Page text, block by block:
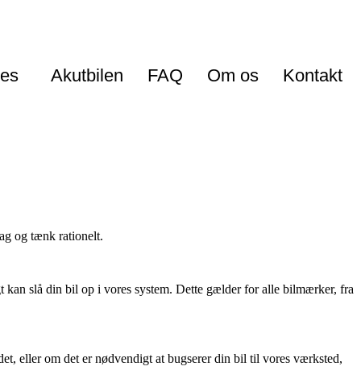
Akutbilen FAQ Om os Kontakt
og tænk rationelt.
kan slå din bil op i vores system. Dette gælder for alle bilmærker, fra
eller om det er nødvendigt at bugserer din bil til vores værksted,